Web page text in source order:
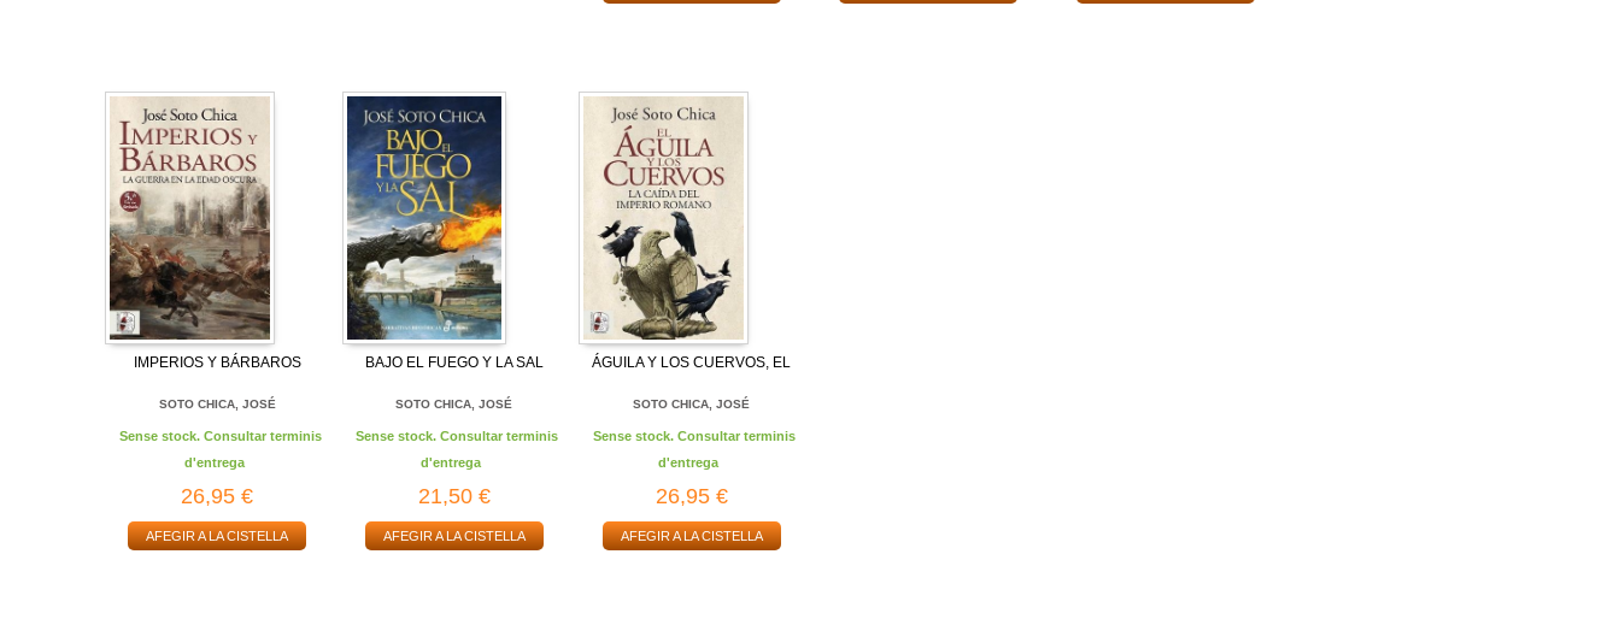
IMPERIOS Y BÁRBAROS
SOTO CHICA, JOSÉ
Sense stock. Consultar terminis
d'entrega
26,95 €
AFEGIR A LA CISTELLA
BAJO EL FUEGO Y LA SAL
SOTO CHICA, JOSÉ
Sense stock. Consultar terminis
d'entrega
21,50 €
AFEGIR A LA CISTELLA
ÁGUILA Y LOS CUERVOS, EL
SOTO CHICA, JOSÉ
Sense stock. Consultar terminis
d'entrega
26,95 €
AFEGIR A LA CISTELLA